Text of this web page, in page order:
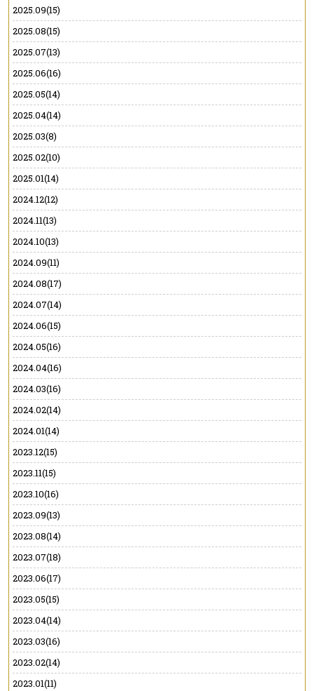
2025.09(15)
2025.08(15)
2025.07(13)
2025.06(16)
2025.05(14)
2025.04(14)
2025.03(8)
2025.02(10)
2025.01(14)
2024.12(12)
2024.11(13)
2024.10(13)
2024.09(11)
2024.08(17)
2024.07(14)
2024.06(15)
2024.05(16)
2024.04(16)
2024.03(16)
2024.02(14)
2024.01(14)
2023.12(15)
2023.11(15)
2023.10(16)
2023.09(13)
2023.08(14)
2023.07(18)
2023.06(17)
2023.05(15)
2023.04(14)
2023.03(16)
2023.02(14)
2023.01(11)